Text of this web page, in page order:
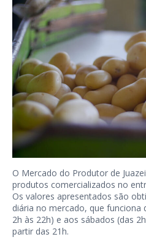
O Mercado do Produtor de
produtos comercializados no
Os valores apresentados são
diária no mercado, que funciona
2h às 22h) e aos sábados (das
partir das 21h.